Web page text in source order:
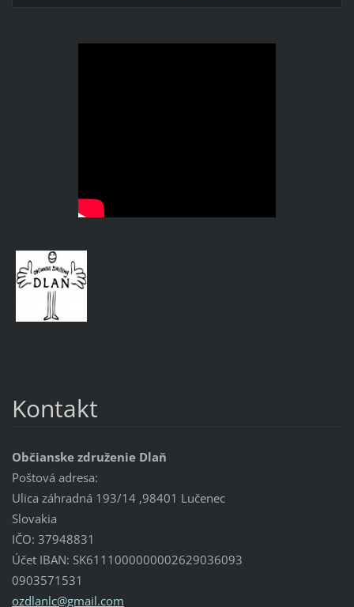
Kontakt
Občianske združenie Dlaň
Poštová adresa:
Ulica záhradná 193/14 ,98401 Lučenec
Slovakia
IČO: 37948831
Účet IBAN: SK6111000000002629036093
0903571531
ozdlanlc@gmail.com